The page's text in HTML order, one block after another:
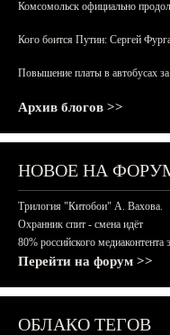
Комсомольск официально
Кого боится Путин: Сергей
Повышение платы в автобусах за
Архив блогов >>
НОВОЕ НА
Трилогия "Китобои" А. Вахова.
Охранник спит - смена идёт
80% российского медиаконтента
Перейти на форум >>
ОБЛАКО ТЕГОВ